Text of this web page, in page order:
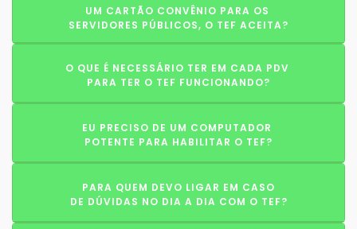
UM CARTÃO CONVÊNIO PARA OS
SERVIDORES PÚBLICOS, O TEF ACEITA?
O QUE É NECESSÁRIO TER EM CADA PDV
PARA TER O TEF FUNCIONANDO?
EU PRECISO DE UM COMPUTADOR
POTENTE PARA HABILITAR O TEF?
PARA QUEM DEVO LIGAR EM CASO
DE DÚVIDAS NO DIA A DIA COM O TEF?